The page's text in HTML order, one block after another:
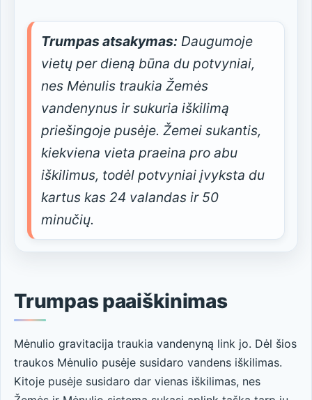
Trumpas atsakymas: Daugumoje
vietų per dieną būna du potvyniai,
nes Mėnulis traukia Žemės
vandenynus ir sukuria iškilimą
priešingoje pusėje. Žemei sukantis,
kiekviena vieta praeina pro abu
iškilimus, todėl potvyniai įvyksta du
kartus kas 24 valandas ir 50
minučių.
Trumpas paaiškinimas
Mėnulio gravitacija traukia vandenyną link jo. Dėl šios
traukos Mėnulio pusėje susidaro vandens iškilimas.
Kitoje pusėje susidaro dar vienas iškilimas, nes